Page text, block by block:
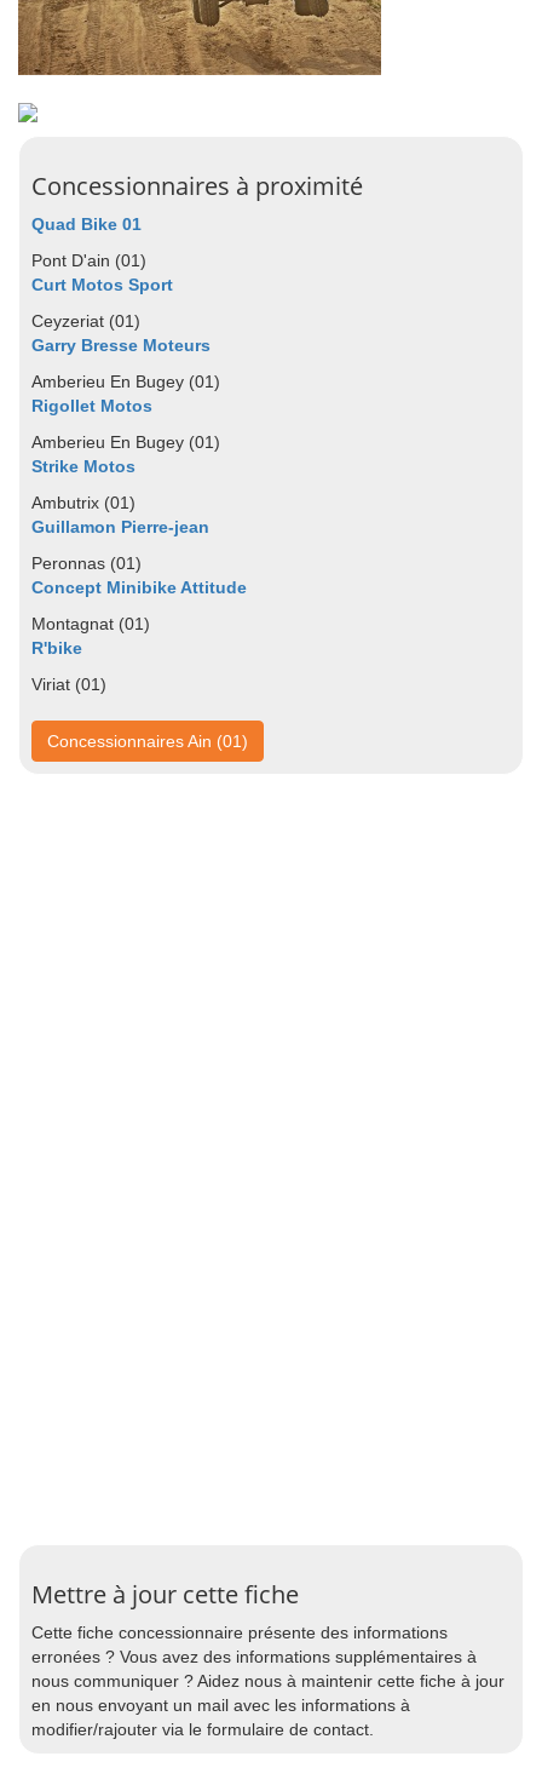
Concessionnaires à proximité
Quad Bike 01
Pont D'ain (01)
Curt Motos Sport
Ceyzeriat (01)
Garry Bresse Moteurs
Amberieu En Bugey (01)
Rigollet Motos
Amberieu En Bugey (01)
Strike Motos
Ambutrix (01)
Guillamon Pierre-jean
Peronnas (01)
Concept Minibike Attitude
Montagnat (01)
R'bike
Viriat (01)
Concessionnaires Ain (01)
Mettre à jour cette fiche
Cette fiche concessionnaire présente des informations
erronées ? Vous avez des informations supplémentaires à
nous communiquer ? Aidez nous à maintenir cette fiche à jour
en nous envoyant un mail avec les informations à
modifier/rajouter via le formulaire de contact.